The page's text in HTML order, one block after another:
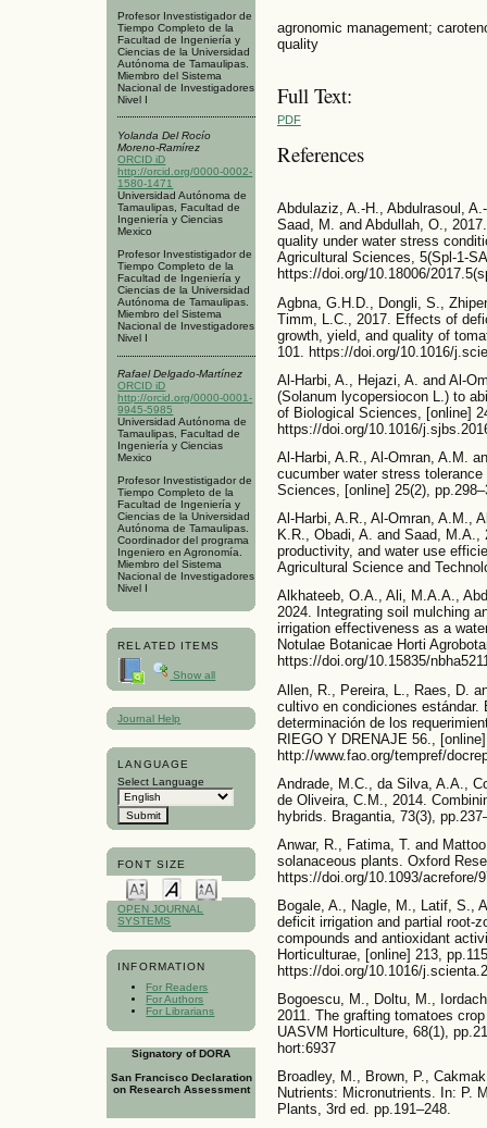
Profesor Investistigador de
Tiempo Completo de la
Facultad de Ingeniería y
Ciencias de la Universidad
Autónoma de Tamaulipas.
Miembro del Sistema
Nacional de Investigadores
Nivel I
Yolanda Del Rocío
Moreno-Ramírez
ORCID iD
http://orcid.org/0000-0002-
1580-1471
Universidad Autónoma de
Tamaulipas, Facultad de
Ingeniería y Ciencias
Mexico
Profesor Investistigador de
Tiempo Completo de la
Facultad de Ingeniería y
Ciencias de la Universidad
Autónoma de Tamaulipas.
Miembro del Sistema
Nacional de Investigadores
Nivel I
Rafael Delgado-Martínez
ORCID iD
http://orcid.org/0000-0001-
9945-5985
Universidad Autónoma de
Tamaulipas, Facultad de
Ingeniería y Ciencias
Mexico
Profesor Investistigador de
Tiempo Completo de la
Facultad de Ingeniería y
Ciencias de la Universidad
Autónoma de Tamaulipas.
Coordinador del programa
Ingeniero en Agronomía.
Miembro del Sistema
Nacional de Investigadores
Nivel I
RELATED ITEMS
Show all
Journal Help
LANGUAGE
Select Language
FONT SIZE
OPEN JOURNAL
SYSTEMS
INFORMATION
For Readers
For Authors
For Librarians
Signatory of DORA
San Francisco Declaration
on Research Assessment
agronomic management;
quality
Full Text:
PDF
References
Abdulaziz, A.-H., Abdulrasoul,
Saad, M. and Abdullah, O.,
quality under water stress
Agricultural Sciences, 5(Spl-1-
https://doi.org/10.18006/
Agbna, G.H.D., Dongli, S.,
Timm, L.C., 2017. Effects of
growth, yield, and quality of
101. https://doi.org/10.1016/
Al-Harbi, A., Hejazi, A. and Al-
(Solanum lycopersiocon L.) to
of Biological Sciences, [online]
https://doi.org/10.1016/
Al-Harbi, A.R., Al-Omran, A.M.
cucumber water stress
Sciences, [online] 25(2),
Al-Harbi, A.R., Al-Omran, A.M.,
K.R., Obadi, A. and Saad,
productivity, and water use
Agricultural Science and
Alkhateeb, O.A., Ali, M.A.A.,
2024. Integrating soil mulching
irrigation effectiveness as a
Notulae Botanicae Horti
https://doi.org/10.15835/
Allen, R., Pereira, L., Raes, D.
cultivo en condiciones
determinación de los
RIEGO Y DRENAJE 56.,
http://www.fao.org/tempref/
Andrade, M.C., da Silva, A.A.,
de Oliveira, C.M., 2014.
hybrids. Bragantia, 73(3),
Anwar, R., Fatima, T. and
solanaceous plants. Oxford
https://doi.org/10.1093/acrefore/
Bogale, A., Nagle, M., Latif, S.,
deficit irrigation and partial root-
compounds and antioxidant
Horticulturae, [online] 213,
https://doi.org/10.1016/
Bogoescu, M., Doltu, M.,
2011. The grafting tomatoes
UASVM Horticulture, 68(1),
hort:6937
Broadley, M., Brown, P.,
Nutrients: Micronutrients. In: P.
Plants, 3rd ed. pp.191–248.